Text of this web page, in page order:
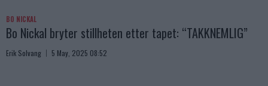
BO NICKAL
Bo Nickal bryter stillheten etter tapet: “TAKKNEMLIG”
Erik Solvang 5 May, 2025 08:52